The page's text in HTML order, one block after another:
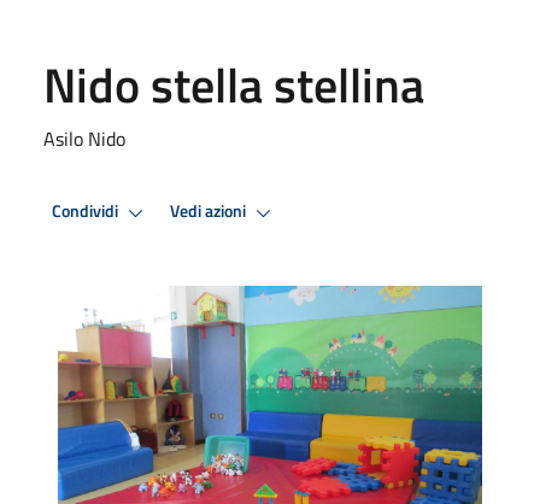
Nido stella stellina
Asilo Nido
Condividi Vedi azioni